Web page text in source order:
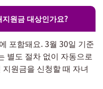
원금 대상인가요?
포함돼요. 3월 30일 기준
별도 절차 없이 자동으로
원금을 신청할 때 자녀